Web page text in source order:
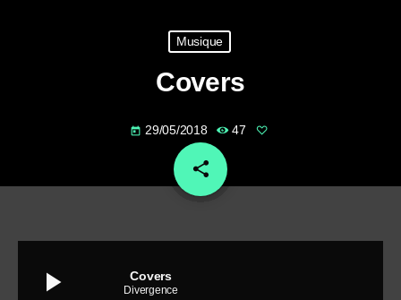
Musique
Covers
today 29/05/2018 47
share
email
play_arrow Covers
Divergence